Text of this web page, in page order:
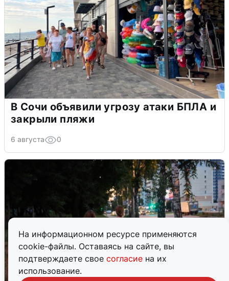
На информационном ресурсе применяются
cookie-файлы. Оставаясь на сайте, вы
подтверждаете свое согласие на их
использование.
В Сочи объявили угрозу атаки БПЛА и
закрыли пляжи
6 августа 0